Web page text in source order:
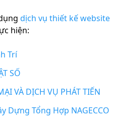
dịch vụ thiết kế website
hiện:
Trí
SỐ
VÀ DỊCH VỤ PHÁT TIẾN
Dựng Tổng Hợp NAGECCO